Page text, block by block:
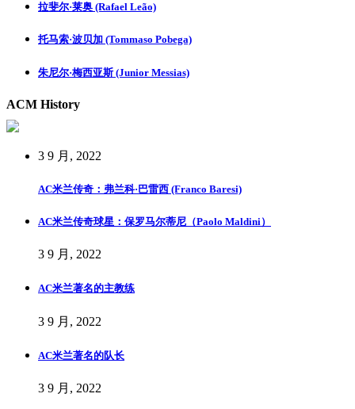
拉斐尔·莱奥 (Rafael Leão)
托马索·波贝加 (Tommaso Pobega)
朱尼尔·梅西亚斯 (Junior Messias)
ACM History
3 9 月, 2022
AC米兰传奇：弗兰科·巴雷西 (Franco Baresi)
AC米兰传奇球星：保罗马尔蒂尼（Paolo Maldini）
3 9 月, 2022
AC米兰著名的主教练
3 9 月, 2022
AC米兰著名的队长
3 9 月, 2022